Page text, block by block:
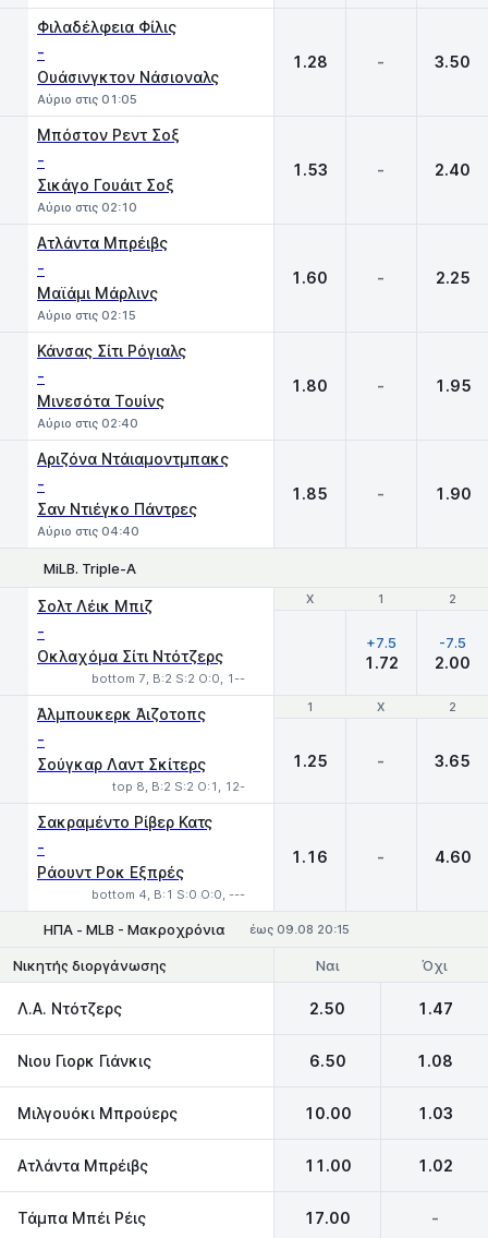
Φιλαδέλφεια Φίλις
-
Ουάσινγκτον Νάσιοναλς
Αύριο στις 01:05
1.28 - 3.50
Μπόστον Ρεντ Σοξ
-
Σικάγο Γουάιτ Σοξ
Αύριο στις 02:10
1.53 - 2.40
Ατλάντα Μπρέιβς
-
Μαϊάμι Μάρλινς
Αύριο στις 02:15
1.60 - 2.25
Κάνσας Σίτι Ρόγιαλς
-
Μινεσότα Τουίνς
Αύριο στις 02:40
1.80 - 1.95
Αριζόνα Ντάιαμοντμπακς
-
Σαν Ντιέγκο Πάντρες
Αύριο στις 04:40
1.85 - 1.90
MiLB. Triple-A
Χ 1 2
Σολτ Λέικ Μπιζ
-
Οκλαχόμα Σίτι Ντότζερς
bottom 7, B:2 S:2 O:0, 1--
Χ 1 2
+7.5
1.72
-7.5
2.00
1 X 2
Άλμπουκερκ Άιζοτοπς
-
Σούγκαρ Λαντ Σκίτερς
top 8, B:2 S:2 O:1, 12-
1 X 2
1.25 - 3.65
Σακραμέντο Ρίβερ Κατς
-
Ράουντ Ροκ Εξπρές
bottom 4, B:1 S:0 O:0, ---
1.16 - 4.60
ΗΠΑ - MLB - Μακροχρόνια έως 09.08 20:15
Νικητής διοργάνωσης Ναι Όχι
Λ.Α. Ντότζερς 2.50 1.47
Νιου Γιορκ Γιάνκις 6.50 1.08
Μιλγουόκι Μπρούερς 10.00 1.03
Ατλάντα Μπρέιβς 11.00 1.02
Τάμπα Μπέι Ρέις 17.00 -